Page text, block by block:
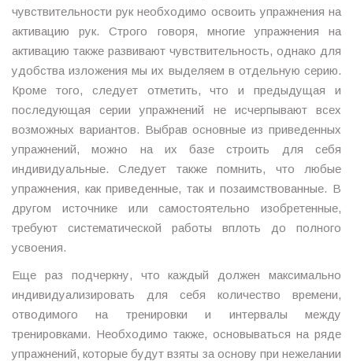
чувствительности рук необходимо освоить упражнения на
активацию рук. Строго говоря, многие упражнения на
активацию также развивают чувствительность, однако для
удобства изложения мы их выделяем в отдельную серию.
Кроме того, следует отметить, что и предыдущая и
последующая серии упражнений не исчерпывают всех
возможных вариантов. Выбрав основные из приведенных
упражнений, можно на их базе строить для себя
индивидуальные. Следует также помнить, что любые
упражнения, как приведенные, так и позаимствованные. В
другом источнике или самостоятельно изобретенные,
требуют систематической работы вплоть до полного
усвоения.
Еще раз подчеркну, что каждый должен максимально
индивидуализировать для себя количество времени,
отводимого на тренировки и интервалы между
тренировками. Необходимо также, основываться на ряде
упражнений, которые будут взяты за основу при нежелании